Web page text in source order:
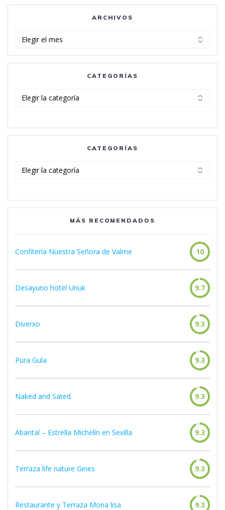
ARCHIVOS
CATEGORÍAS
CATEGORÍAS
MÁS RECOMENDADOS
Confitería Nuestra Señora de Valme 10
Desayuno hotel Unuk 9.7
Diverxo 9.3
Pura Gula 9.3
Naked and Sated 9.3
Abantal – Estrella Michelín en Sevilla 9.3
Terraza life nature Gines 9.3
Restaurante y Terraza Mona lisa 9.3